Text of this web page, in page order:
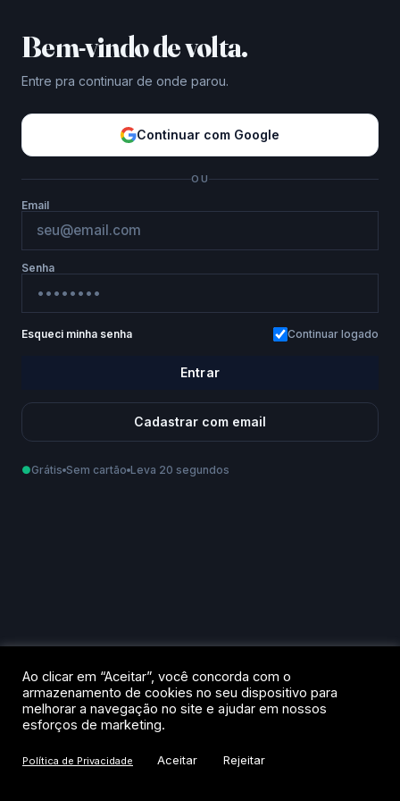
Bem-vindo de volta.
Entre pra continuar de onde parou.
Continuar com Google
OU
Email
Senha
Esqueci minha senha Continuar logado
Entrar
Cadastrar com email
Como podemos te chamar?
Privacidade.
Criar conta
●Grátis Sem cartão Leva 20 segundos
Ao clicar em “Aceitar”, você concorda com o
armazenamento de cookies no seu dispositivo para
melhorar a navegação no site e ajudar em nossos
esforços de marketing.
Política de Privacidade Aceitar Rejeitar